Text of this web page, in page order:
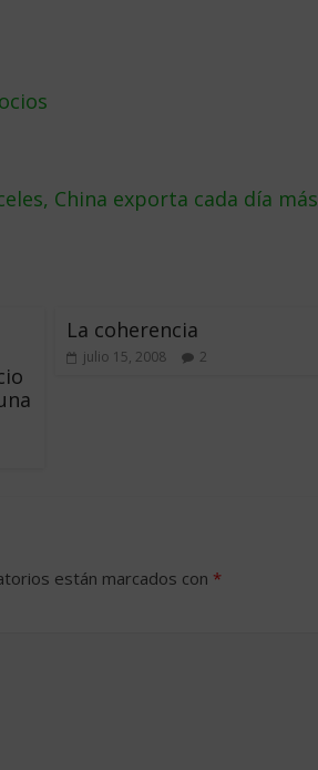
China exporta cada día más
La coherencia
julio 15, 2008 2
están marcados con *